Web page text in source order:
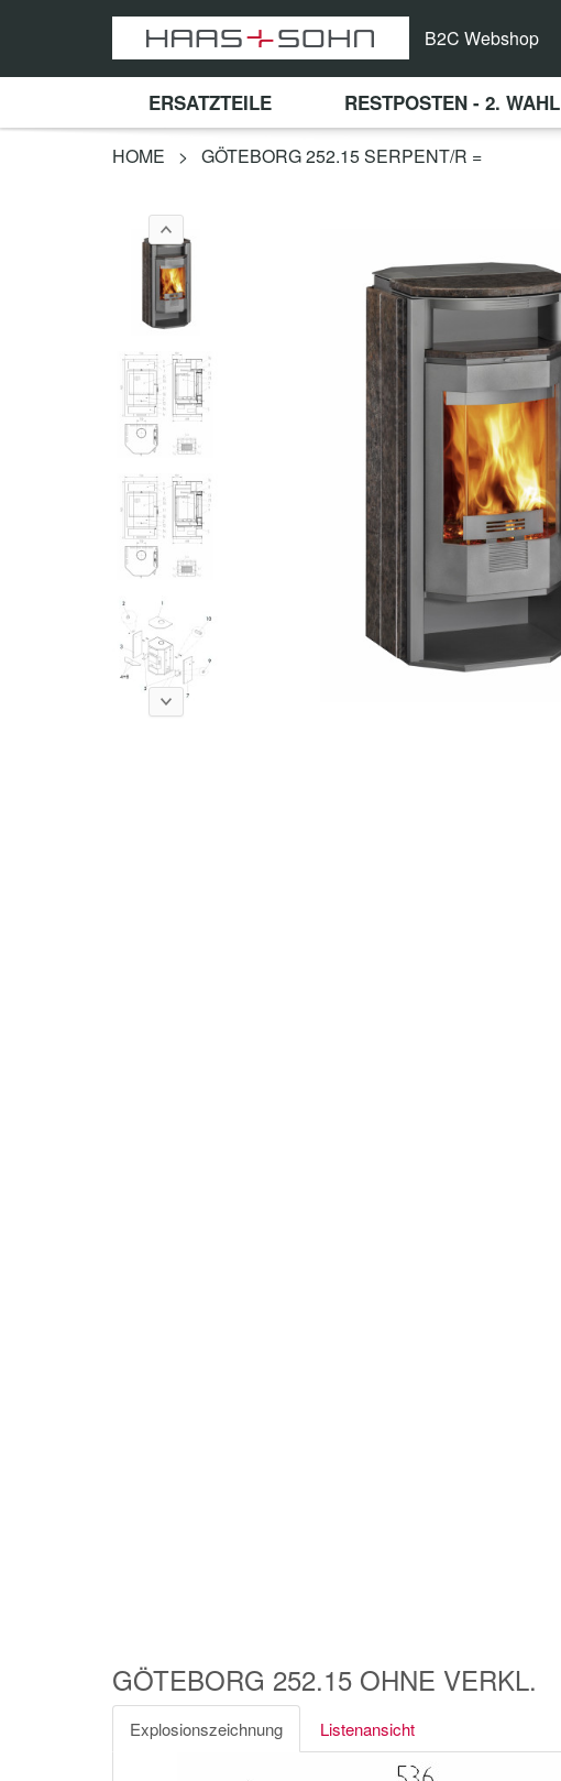
B2C Webshop
ERSATZTEILE RESTPOSTEN - 2. WAHL
HOME > GÖTEBORG 252.15 SERPENT/R =
GÖTEBORG 252.15 OHNE VERKL.
Explosionszeichnung Listenansicht